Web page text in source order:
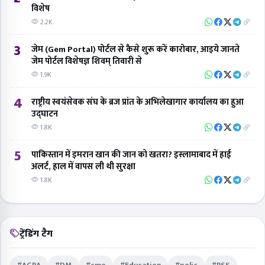
विशेष
2.2K
3
जेम (Gem Portal) पोर्टल से कैसे शुरू करें कारोबार, आइये जानते
जेम पोर्टल विशेषज्ञ शिवम् तिवारी से
1.9K
4
राष्ट्रीय स्वयंसेवक संघ के ब्रज प्रांत के अभिलेखागार कार्यालय का हुआ
उद्घाटन
1.8K
5
पाकिस्तान में इमरान खान की जान को खतरा? इस्लामाबाद में हाई
अलर्ट, हाल में वापस ली थी सुरक्षा
1.8K
ट्रेंडिंग टैग